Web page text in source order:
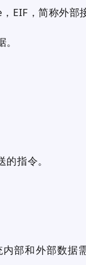
，简称外部接
指令。
和外部数据